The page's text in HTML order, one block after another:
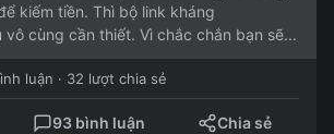
kiếm tiền. Thì bộ link kháng
vô cùng cần thiết. Vì chắc chắn bạn sẽ...
luận · 32 lượt chia sẻ
93 bình luận Chia sẻ